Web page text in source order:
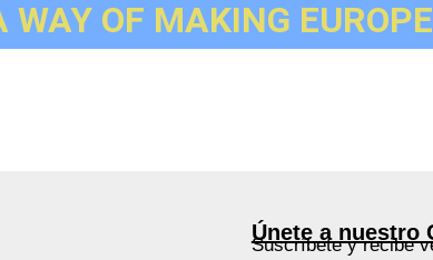
WAY OF MAKING EUROPE
Únete a nuestro
Suscríbete y recibe